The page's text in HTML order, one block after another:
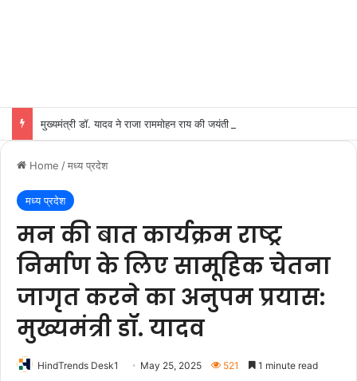
मुख्यमंत्री डॉ. यादव ने राजा राममोहन राय की जयंती पर किया नमन
Home /मध्य प्रदेश
मध्य प्रदेश
मन की बात कार्यक्रम राष्ट्र
निर्माण के लिए सामूहिक चेतना
जागृत करने का अनुपम प्रयास:
मुख्यमंत्री डॉ. यादव
HindTrends Desk1 May 25, 2025 521 1 minute read